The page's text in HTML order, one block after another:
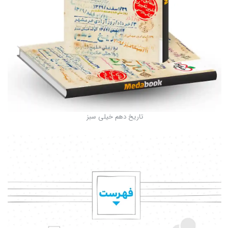
تاریخ دهم خیلی سبز